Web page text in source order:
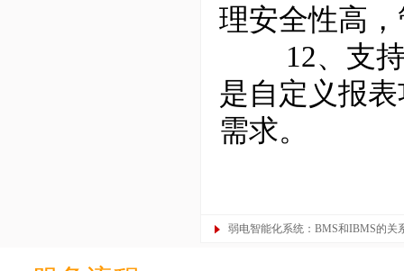
理安全性高
12、支持
是自定义报
需求。
弱电智能化系统：BMS和IBMS的关